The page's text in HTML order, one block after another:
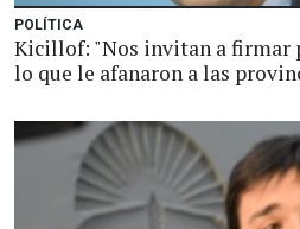
POLÍTICA
Kicillof: "Nos invitan a firmar
lo que le afanaron a las